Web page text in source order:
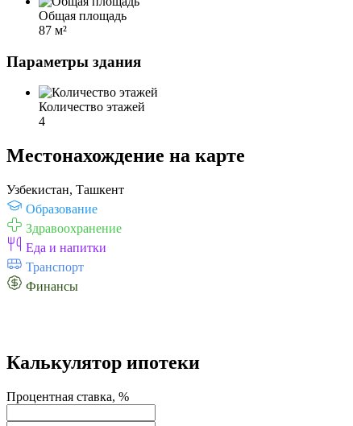
Общая площадь
87 м²
Параметры здания
Количество этажей
4
Местонахождение на карте
Узбекистан, Ташкент
Образование
Здравоохранение
Еда и напитки
Транспорт
Финансы
Калькулятор ипотеки
Процентная ставка, %